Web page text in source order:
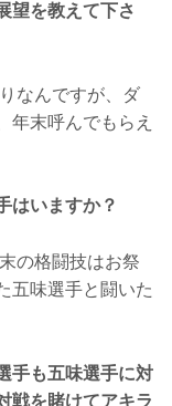
望を教えて下さ
なんですが、ダ
年末呼んでもらえ
はいますか？
の格闘技はお祭
五味選手と闘いた
手も五味選手に対
戦を賭けてアキラ